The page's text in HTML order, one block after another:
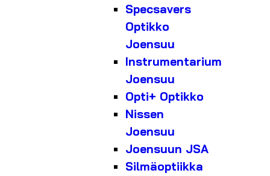
Specsavers
Optikko
Joensuu
Instrumentarium
Joensuu
Opti+ Optikko
Nissen
Joensuu
Joensuun JSA
Silmäoptiikka